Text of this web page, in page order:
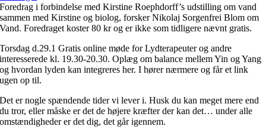
Foredrag i forbindelse med Kirstine Roephdorff’s udstilling om vand
sammen med Kirstine og biolog, forsker Nikolaj Sorgenfrei Blom om
Vand. Foredraget koster 80 kr og er ikke som tidligere nævnt gratis.
Torsdag d.29.1 Gratis online møde for Lydterapeuter og andre
interesserede kl. 19.30-20.30. Oplæg om balance mellem Yin og Yang
og hvordan lyden kan integreres her. I hører nærmere og får et link
ugen op til.
Det er nogle spændende tider vi lever i. Husk du kan meget mere end
du tror, eller måske er det de højere kræfter der kan det… under alle
omstændigheder er det dig, det går igennem.